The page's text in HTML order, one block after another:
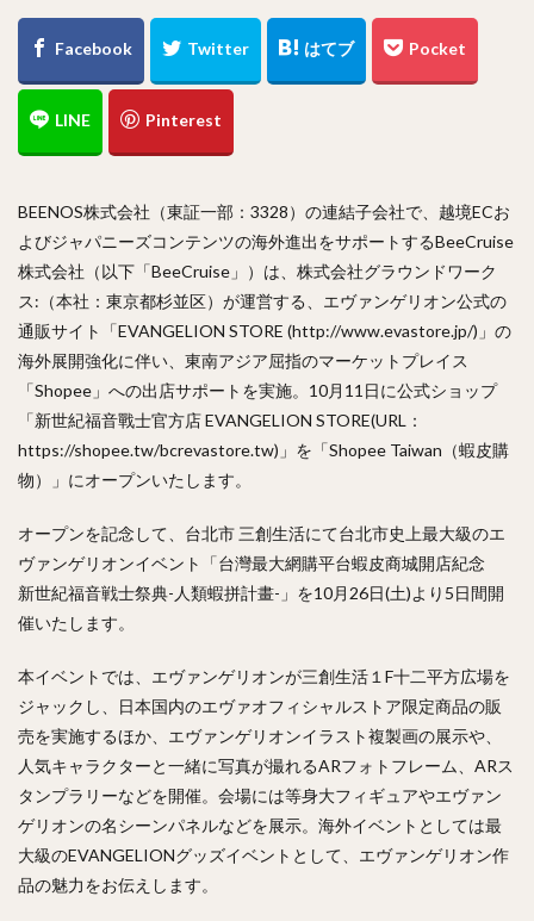
BEENOS株式会社（東証一部：3328）の連結子会社で、越境ECお
よびジャパニーズコンテンツの海外進出をサポートするBeeCruise
株式会社（以下「BeeCruise」）は、株式会社グラウンドワーク
ス:（本社：東京都杉並区）が運営する、エヴァンゲリオン公式の
通販サイト「EVANGELION STORE (http://www.evastore.jp/)」の
海外展開強化に伴い、東南アジア屈指のマーケットプレイス
「Shopee」への出店サポートを実施。10月11日に公式ショップ
「新世紀福音戰士官方店 EVANGELION STORE(URL：
https://shopee.tw/bcrevastore.tw)」を「Shopee Taiwan（蝦皮購
物）」にオープンいたします。
オープンを記念して、台北市 三創生活にて台北市史上最大級のエ
ヴァンゲリオンイベント「台灣最大網購平台蝦皮商城開店紀念
新世紀福音戦士祭典-人類蝦拼計畫-」を10月26日(土)より5日間開
催いたします。
本イベントでは、エヴァンゲリオンが三創生活１F十二平方広場を
ジャックし、日本国内のエヴァオフィシャルストア限定商品の販
売を実施するほか、エヴァンゲリオンイラスト複製画の展示や、
人気キャラクターと一緒に写真が撮れるARフォトフレーム、ARス
タンプラリーなどを開催。会場には等身大フィギュアやエヴァン
ゲリオンの名シーンパネルなどを展示。海外イベントとしては最
大級のEVANGELIONグッズイベントとして、エヴァンゲリオン作
品の魅力をお伝えします。